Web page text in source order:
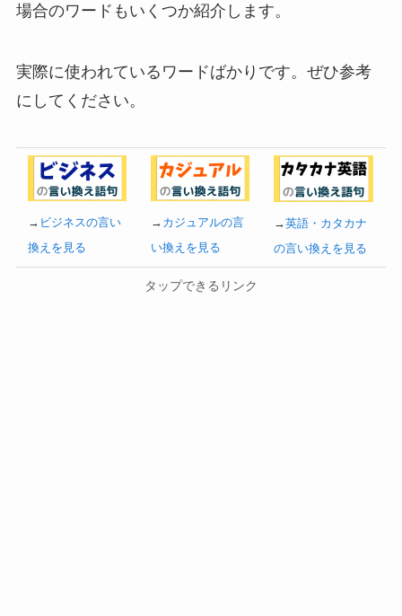
場合のワードもいくつか紹介します。
実際に使われているワードばかりです。ぜひ参考
にしてください。
→ ビジネスの言い
換えを見る
→ カジュアルの言
い換えを見る
→英語・カタカナ
の言い換えを見る
タップできるリンク